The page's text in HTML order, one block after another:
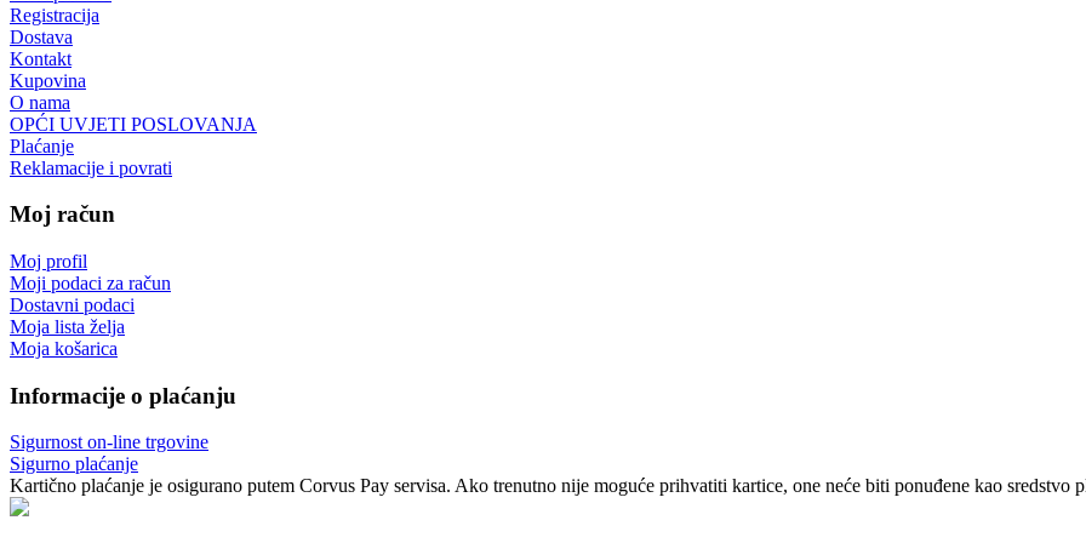
Registracija
Dostava
Kontakt
Kupovina
O nama
OPĆI UVJETI POSLOVANJA
Plaćanje
Reklamacije i povrati
Moj račun
Moj profil
Moji podaci za račun
Dostavni podaci
Moja lista želja
Moja košarica
Informacije o plaćanju
Sigurnost on-line trgovine
Sigurno plaćanje
Kartično plaćanje je osigurano putem Corvus Pay servisa. Ako trenutno nije moguće prihvatiti kartice, one neće biti ponuđene kao sredstvo